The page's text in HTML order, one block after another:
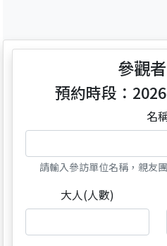
參觀
預約時段：
名
請輸入參訪單位名稱，親友
大人(人數)